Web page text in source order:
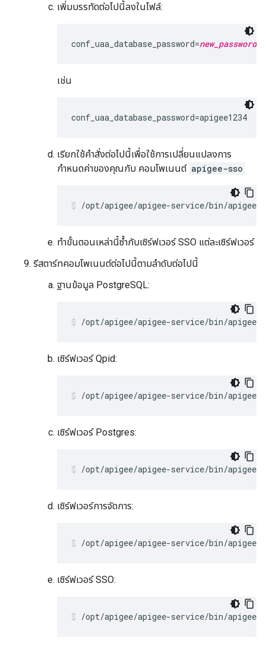
เพิ่มบรรทัดต่อไปนี้ลงในไฟล์:
conf_uaa_database_password=
เช่น
conf_uaa_database_password=apigee1234
เรียกใช้คำสั่งต่อไปนี้เพื่อใช้การเปลี่ยนแปลงการ
กำหนดค่าของคุณกับ คอมโพเนนต์ apigee-sso
/opt/apigee/apigee-service/bin/apigee-
ทำขั้นตอนเหล่านี้ซ้ำกับเซิร์ฟเวอร์ SSO แต่ละเซิร์ฟเวอร์
รีสตาร์ทคอมโพเนนต์ต่อไปนี้ตามลำดับต่อไปนี้
ฐานข้อมูล PostgreSQL:
/opt/apigee/apigee-service/bin/
เซิร์ฟเวอร์ Qpid:
/opt/apigee/apigee-service/bin/
เซิร์ฟเวอร์ Postgres:
/opt/apigee/apigee-service/bin/
เซิร์ฟเวอร์การจัดการ:
/opt/apigee/apigee-service/bin/apigee-
เซิร์ฟเวอร์ SSO:
/opt/apigee/apigee-service/bin/